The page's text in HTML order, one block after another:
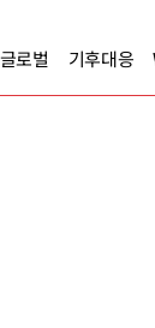
글로벌 기후대응